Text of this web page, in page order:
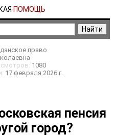
ПОМОЩЬ
право
1080
17 февраля 2026 г.
пенсия
город?